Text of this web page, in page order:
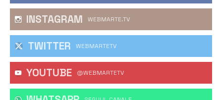
INSTAGRAM WEBMARTE.TV
TWITTER WEBMARTETV
YOUTUBE @WEBMARTETV